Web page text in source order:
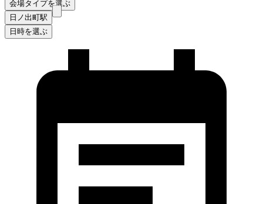
会場タイプを選ぶ
日ノ出町駅
日時を選ぶ